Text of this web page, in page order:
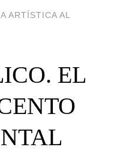
ARTÍSTICA AL
EL